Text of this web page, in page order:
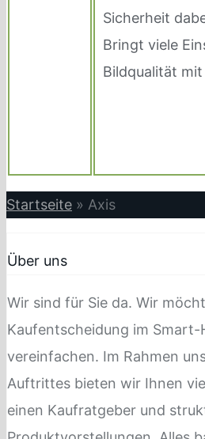
Sicherheit
Bringt viele
Bildqualität mit
Startseite » Axis
Über uns
Wir sind für Sie da. Wir
Kaufentscheidung im Smart-
vereinfachen. Im Rahmen
Auftrittes bieten wir Ihnen
einen Kaufratgeber und